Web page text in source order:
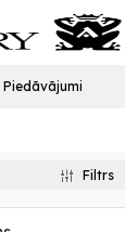
Piedāvājumi
Filtrs